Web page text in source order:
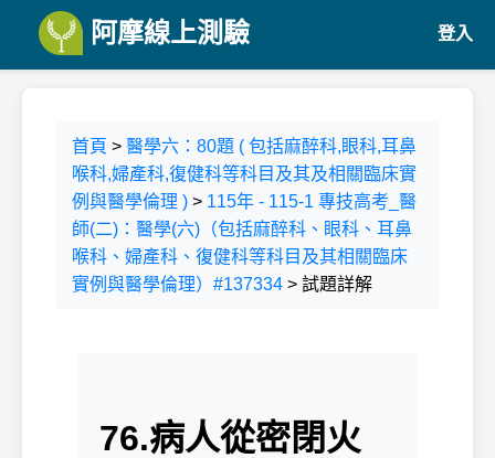
阿摩線上測驗 登入
首頁 > 醫學六：80題 ( 包括麻醉科,眼科,耳鼻
喉科,婦產科,復健科等科目及其及相關臨床實
例與醫學倫理 ) > 115年 - 115-1 專技高考_醫
師(二)：醫學(六)（包括麻醉科、眼科、耳鼻
喉科、婦產科、復健科等科目及其相關臨床
實例與醫學倫理）#137334 > 試題詳解
76.病人從密閉火